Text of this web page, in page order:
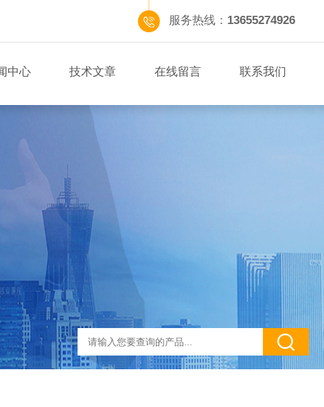
服务热线： 13655274926
中心 技术文章 在线留言 联系我们